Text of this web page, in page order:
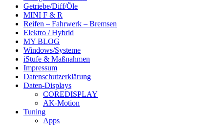
Getriebe/Diff/Öle
MINI F & R
Reifen – Fahrwerk – Bremsen
Elektro / Hybrid
MY BLOG
Windows/Systeme
iStufe & Maßnahmen
Impressum
Datenschutzerklärung
Daten-Displays
COREDISPLAY
AK-Motion
Tuning
Apps